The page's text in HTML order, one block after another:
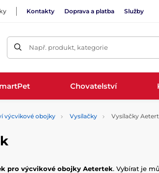
Kontakty Doprava a platba Služby
Např. produkt, kategorie
Chovatelství
výcvikové obojky Vysílačky Vysílačky
pro výcvikové obojky Aetertek. Vybírat je